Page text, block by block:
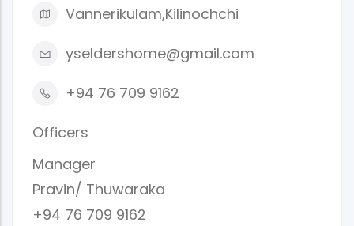
Vannerikulam,Kilinochchi
yseldershome@gmail.com
+94 76 709 9162
Officers
Manager
Pravin/ Thuwaraka
+94 76 709 9162